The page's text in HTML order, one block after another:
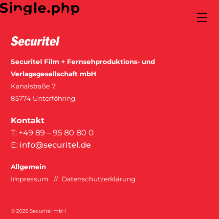

Securitel Film + Fernsehproduktions- und
Verlagsgesellschaft mbH
Kanalstraße 7,
85774 Unterföhring
Kontakt
T: +49 89 – 95 80 80 0
E: info@securitel.de
Allgemein
Impressum
Datenschutzerklärung
© 2026 Securitel mbH